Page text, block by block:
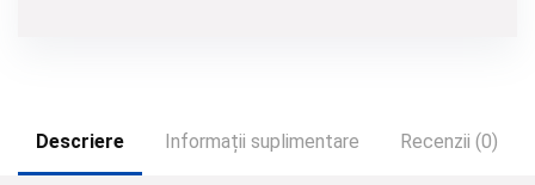
Descriere Informații suplimentare Recenzii (0)